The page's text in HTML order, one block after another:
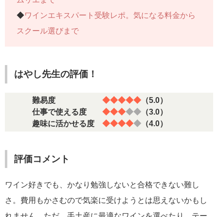
◆ワインエキスパート受験レポ。気になる料金から
スクール選びまで
はやし先生の評価！
難易度 ◆◆◆◆◆ （5.0）
仕事で使える度 ◆◆◆◆◆ （3.0）
趣味に活かせる度 ◆◆◆◆◆ （4.0）
評価コメント
ワイン好きでも、かなり勉強しないと合格できない難し
さ。費用もかさむので気楽に受けようとは思えないかもし